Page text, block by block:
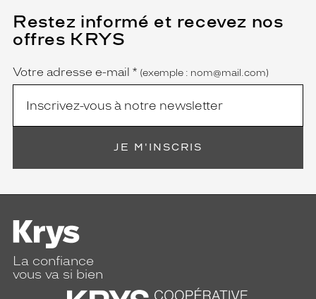
Restez informé et recevez nos
offres KRYS
Name
Votre adresse e-mail *
(Ce
champ
est
obligatoire)
(exemple : nom@mail.com)
JE M'INSCRIS
La confiance
vous va si bien